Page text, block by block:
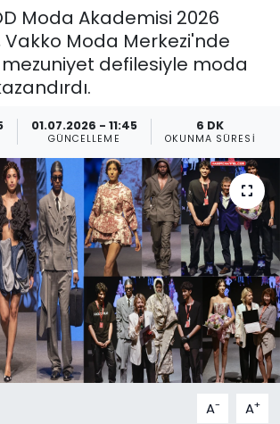
Moda Akademisi 2026
Vakko Moda Merkezi'nde
defilesiyle moda
01.07.2026 - 11:45
GÜNCELLEME
6 DK
OKUNMA SÜRESI
A- A+